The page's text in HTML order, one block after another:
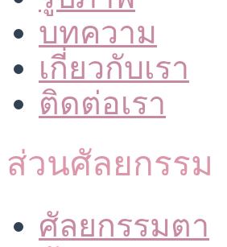
บทความ
เกี่ยวกับเรา
ติดต่อเรา
ส่วนศัลยกรรม
ศัลยกรรมตา